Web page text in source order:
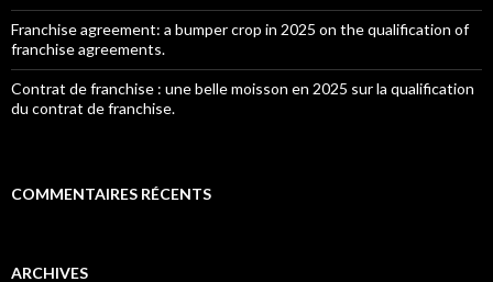
Franchise agreement: a bumper crop in 2025 on the qualification of
franchise agreements.
Contrat de franchise : une belle moisson en 2025 sur la qualification
du contrat de franchise.
COMMENTAIRES RÉCENTS
ARCHIVES